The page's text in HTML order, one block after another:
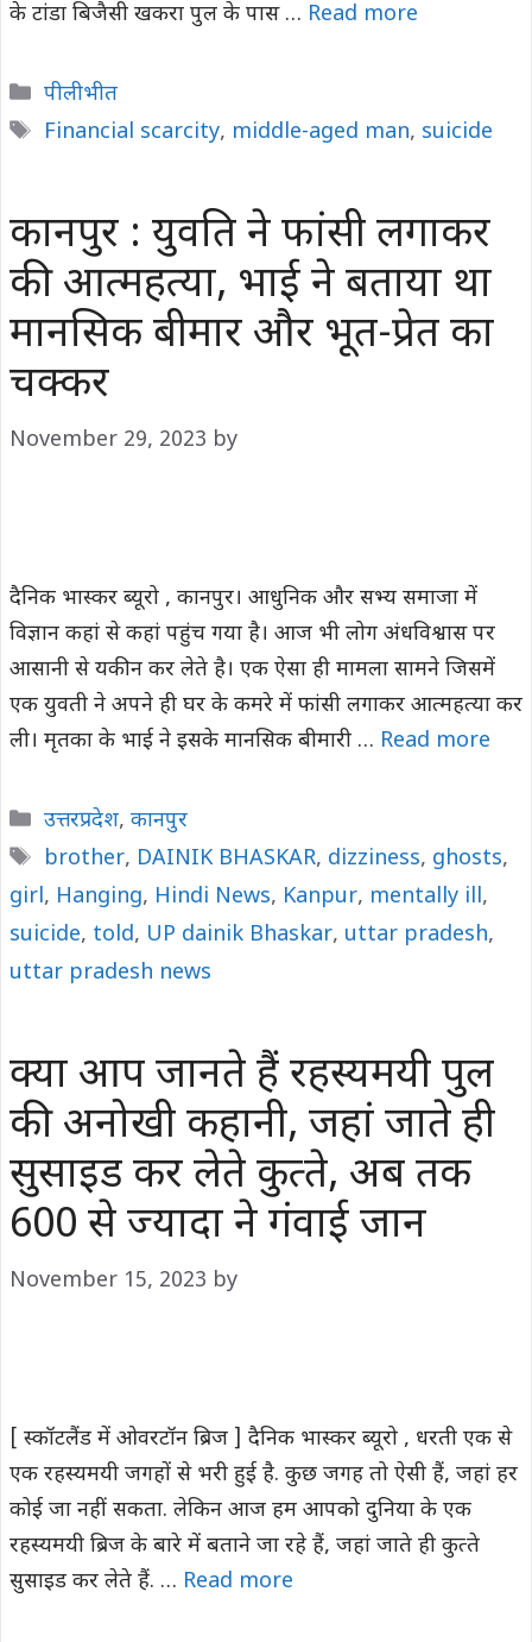
के टांडा बिजैसी खकरा पुल के पास … Read more
Categories
पीलीभीत
Tags
Financial scarcity, middle-aged man, suicide
कानपुर : युवति ने फांसी लगाकर
की आत्महत्या, भाई ने बताया था
मानसिक बीमार और भूत-प्रेत का
चक्कर
November 29, 2023 by
दैनिक भास्कर ब्यूरो , कानपुर। आधुनिक और सभ्य समाजा में
विज्ञान कहां से कहां पहुंच गया है। आज भी लोग अंधविश्वास पर
आसानी से यकीन कर लेते है। एक ऐसा ही मामला सामने जिसमें
एक युवती ने अपने ही घर के कमरे में फांसी लगाकर आत्महत्या कर
ली। मृतका के भाई ने इसके मानसिक बीमारी … Read more
Categories
उत्तरप्रदेश, कानपुर
Tags
brother, DAINIK BHASKAR, dizziness, ghosts,
girl, Hanging, Hindi News, Kanpur, mentally ill,
suicide, told, UP dainik Bhaskar, uttar pradesh,
uttar pradesh news
क्या आप जानते हैं रहस्‍यमयी पुल
की अनोखी कहानी, जहां जाते ही
सुसाइड कर लेते कुत्‍ते, अब तक
600 से ज्‍यादा ने गंवाई जान
November 15, 2023 by
[ स्कॉटलैंड में ओवरटॉन ब्रिज ] दैनिक भास्कर ब्यूरो , धरती एक से
एक रहस्‍यमयी जगहों से भरी हुई है. कुछ जगह तो ऐसी हैं, जहां हर
कोई जा नहीं सकता. लेकिन आज हम आपको दुनिया के एक
रहस्‍यमयी ब्रिज के बारे में बताने जा रहे हैं, जहां जाते ही कुत्‍ते
सुसाइड कर लेते हैं. … Read more